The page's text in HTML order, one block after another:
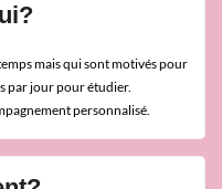
mais qui sont motivés pour
par jour pour étudier.
personnalisé.